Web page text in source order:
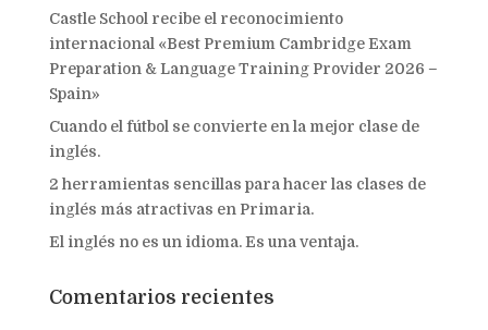
Castle School recibe el reconocimiento
internacional «Best Premium Cambridge Exam
Preparation & Language Training Provider 2026 –
Spain»
Cuando el fútbol se convierte en la mejor clase de
inglés.
2 herramientas sencillas para hacer las clases de
inglés más atractivas en Primaria.
El inglés no es un idioma. Es una ventaja.
Comentarios recientes